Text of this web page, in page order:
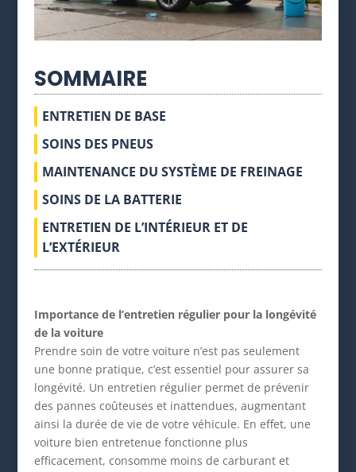
SOMMAIRE
ENTRETIEN DE BASE
SOINS DES PNEUS
MAINTENANCE DU SYSTÈME DE FREINAGE
SOINS DE LA BATTERIE
ENTRETIEN DE L’INTÉRIEUR ET DE
L’EXTÉRIEUR
Importance de l’entretien régulier pour la longévité
de la voiture
Prendre soin de votre voiture n’est pas seulement
une bonne pratique, c’est essentiel pour assurer sa
longévité. Un entretien régulier permet de prévenir
des pannes coûteuses et inattendues, augmentant
ainsi la durée de vie de votre véhicule. En effet, une
voiture bien entretenue fonctionne plus
efficacement, consomme moins de carburant et